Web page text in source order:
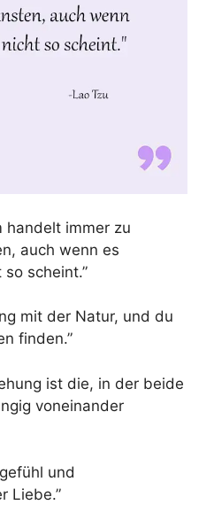
handelt immer zu
auch wenn es
scheint.”
mit der Natur, und du
finden.”
ist die, in der beide
voneinander
und
Liebe.”